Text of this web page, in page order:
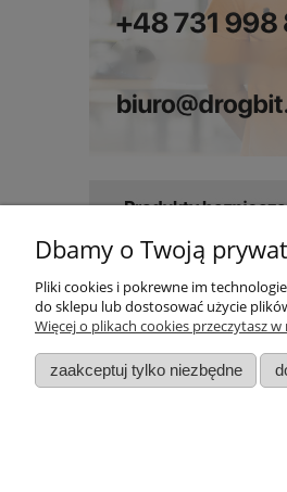
Pomoc
Bezpieczeństwo (GPSR)
Dbamy o Twoją
Pliki cookies i pokrewne im
do sklepu lub dostosować użycie
Więcej o plikach cookies przeczytasz
zaakceptuj tylko niezbędne